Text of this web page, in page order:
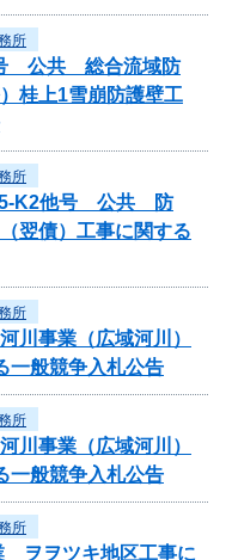
所
号 公共 総合流域防
桂上1雪崩防護壁工
所
K2他号 公共 防
翌債）工事に関する
所
川事業（広域河川）
一般競争入札公告
所
川事業（広域河川）
一般競争入札公告
所
ヲヲツキ地区工事に